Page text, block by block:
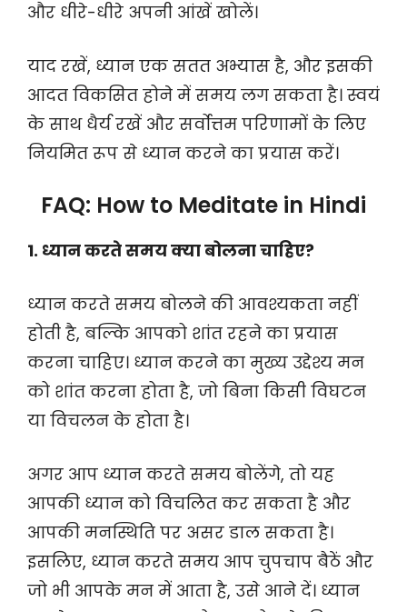
और धीरे-धीरे अपनी आंखें खोलें।
याद रखें, ध्यान एक सतत अभ्यास है, और इसकी
आदत विकसित होने में समय लग सकता है। स्वयं
के साथ धैर्य रखें और सर्वोत्तम परिणामों के लिए
नियमित रूप से ध्यान करने का प्रयास करें।
FAQ: How to Meditate in Hindi
1. ध्यान करते समय क्या बोलना चाहिए?
ध्यान करते समय बोलने की आवश्यकता नहीं
होती है, बल्कि आपको शांत रहने का प्रयास
करना चाहिए। ध्यान करने का मुख्य उद्देश्य मन
को शांत करना होता है, जो बिना किसी विघटन
या विचलन के होता है।
अगर आप ध्यान करते समय बोलेंगे, तो यह
आपकी ध्यान को विचलित कर सकता है और
आपकी मनस्थिति पर असर डाल सकता है।
इसलिए, ध्यान करते समय आप चुपचाप बैठें और
जो भी आपके मन में आता है, उसे आने दें। ध्यान